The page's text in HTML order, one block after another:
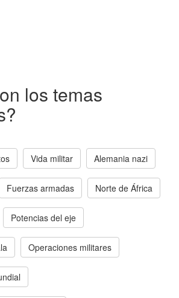
los temas
Vida militar Alemania nazi
Fuerzas armadas Norte de África
Potencias del eje
Operaciones militares